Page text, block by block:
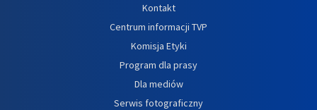
Kontakt
Centrum informacji TVP
Komisja Etyki
Program dla prasy
Dla mediów
Serwis fotograficzny